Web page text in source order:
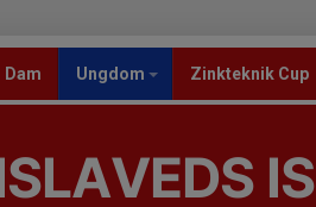
Dam Ungdom Zinkteknik Cup
IS